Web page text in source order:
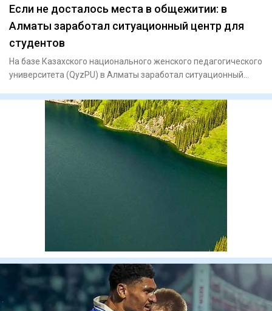
Если не досталось места в общежитии: в
Алматы заработал ситуационный центр для
студентов
На базе Казахского национального женского педагогического
университета (QyzPU) в Алматы заработал ситуационный